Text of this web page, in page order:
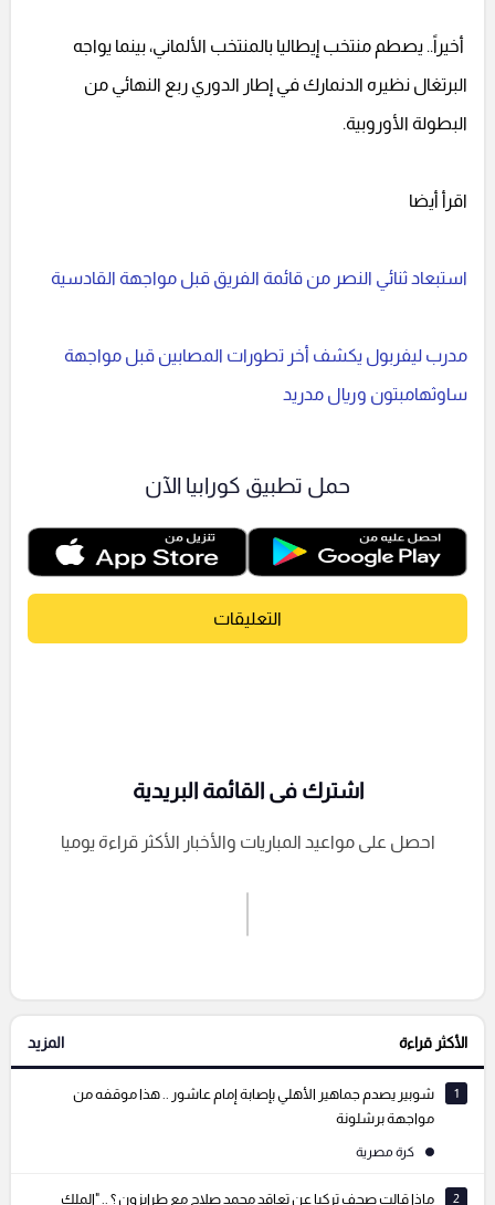
أخيراً.. يصطم منتخب إيطاليا بالمنتخب الألماني، بينما يواجه
البرتغال نظيره الدنمارك في إطار الدوري ربع النهائي من
البطولة الأوروبية.
اقرأ أيضا
استبعاد ثنائي النصر من قائمة الفريق قبل مواجهة القادسية
مدرب ليفربول يكشف أخر تطورات المصابين قبل مواجهة
ساوثهامبتون وريال مدريد
حمل تطبيق كورابيا الآن
التعليقات
إرسال تعليق
التعليقات السابقة
اشترك فى القائمة البريدية
احصل على مواعيد المباريات والأخبار الأكثر قراءة يوميا
الأكثر قراءة المزيد
1
شوبير يصدم جماهير الأهلي بإصابة إمام عاشور .. هذا موقفه من
مواجهة برشلونة
كرة مصرية
2 ماذا قالت صحف تركيا عن تعاقد محمد صلاح مع طرابزون ؟ .. "الملك